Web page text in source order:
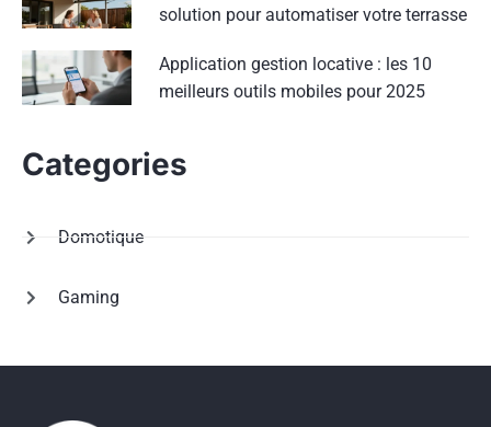
solution pour automatiser votre terrasse
Application gestion locative : les 10
meilleurs outils mobiles pour 2025
Categories
Domotique
Gaming